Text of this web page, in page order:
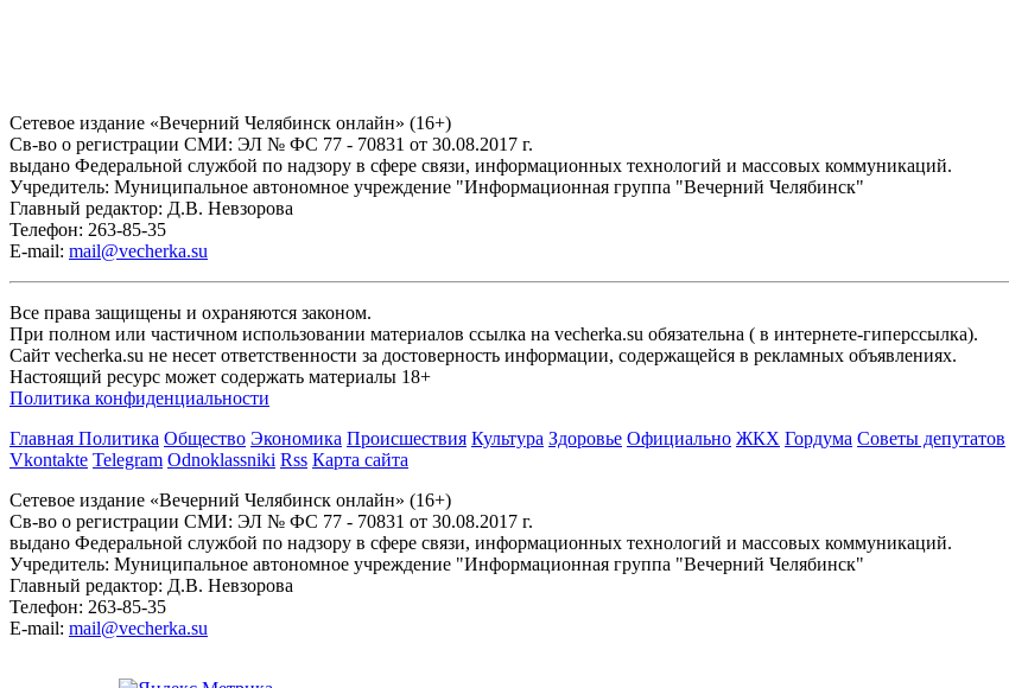
Сетевое издание «Вечерний Челябинск онлайн» (16+)
Cв-во о регистрации СМИ: ЭЛ № ФС 77 - 70831 от 30.08.2017 г.
выдано Федеральной службой по надзору в сфере связи, информационных технологий и массовых коммуникаций.
Учредитель: Муниципальное автономное учреждение "Информационная группа "Вечерний Челябинск"
Главный редактор: Д.В. Невзорова
Телефон: 263-85-35
E-mail: mail@vecherka.su
Все права защищены и охраняются законом.
При полном или частичном использовании материалов ссылка на vecherka.su обязательна ( в интернете-гиперссылка).
Сайт vecherka.su не несет ответственности за достоверность информации, содержащейся в рекламных объявлениях.
Настоящий ресурс может содержать материалы 18+
Политика конфиденциальности
Главная Политика Общество Экономика Происшествия Культура Здоровье Официально ЖКХ Гордума Советы депутатов
Vkontakte Telegram Odnoklassniki Rss Карта сайта
Сетевое издание «Вечерний Челябинск онлайн» (16+)
Cв-во о регистрации СМИ: ЭЛ № ФС 77 - 70831 от 30.08.2017 г.
выдано Федеральной службой по надзору в сфере связи, информационных технологий и массовых коммуникаций.
Учредитель: Муниципальное автономное учреждение "Информационная группа "Вечерний Челябинск"
Главный редактор: Д.В. Невзорова
Телефон: 263-85-35
E-mail: mail@vecherka.su